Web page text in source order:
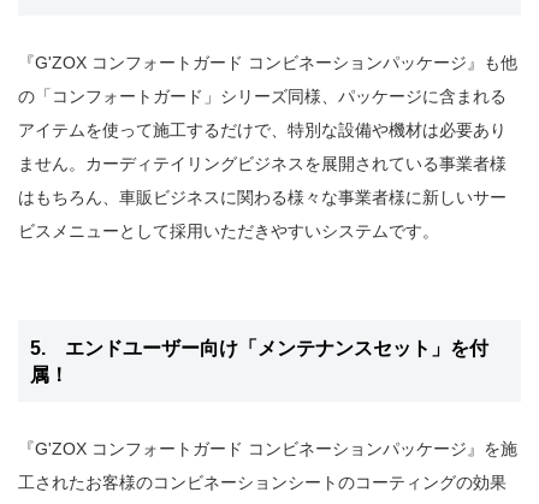
『G'ZOX コンフォートガード コンビネーションパッケージ』も他
の「コンフォートガード」シリーズ同様、パッケージに含まれる
アイテムを使って施工するだけで、特別な設備や機材は必要あり
ません。カーディテイリングビジネスを展開されている事業者様
はもちろん、車販ビジネスに関わる様々な事業者様に新しいサー
ビスメニューとして採用いただきやすいシステムです。
5. エンドユーザー向け「メンテナンスセット」を付
属！
『G'ZOX コンフォートガード コンビネーションパッケージ』を施
工されたお客様のコンビネーションシートのコーティングの効果